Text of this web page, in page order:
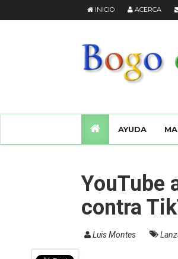
INICIO ACERCA
AYUDA
YouTube
contra
Luis Montes